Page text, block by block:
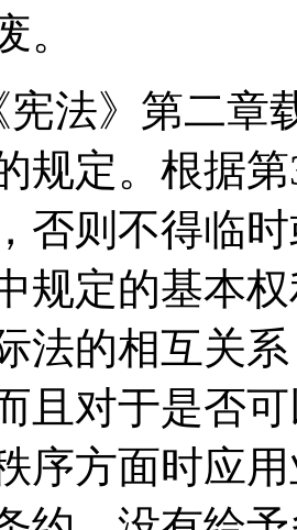
。
宪法》第二章
规定。根据
否则不得临
规定的基本
法的相互关
且对于是否
序方面时应